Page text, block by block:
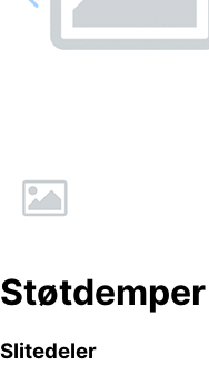
Støtdemper
Slitedeler